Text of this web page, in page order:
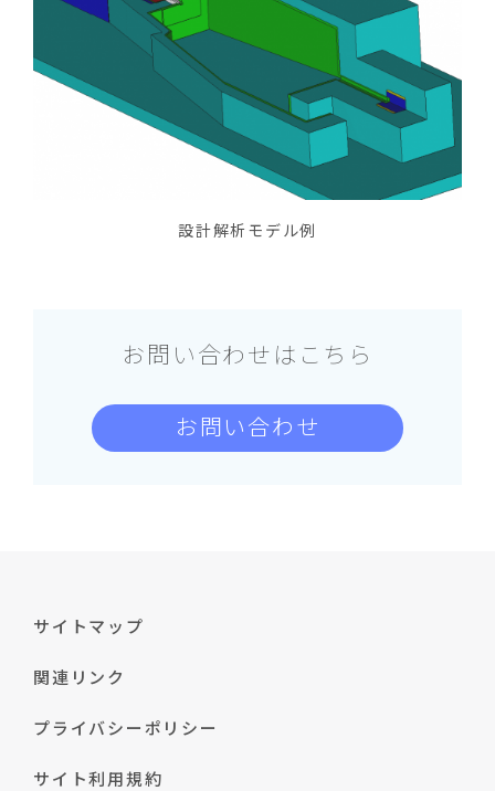
設計解析モデル例
お問い合わせはこちら
お問い合わせ
サイトマップ
関連リンク
プライバシーポリシー
サイト利用規約